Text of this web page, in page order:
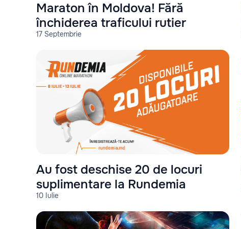
17 Septembrie
Maraton în Moldova! Fără
închiderea traficului rutier
10 Iulie
Au fost deschise 20 de locuri
suplimentare la Rundemia